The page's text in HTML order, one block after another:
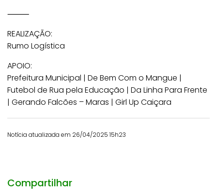
⸻
REALIZAÇÃO:
Rumo Logística
APOIO:
Prefeitura Municipal | De Bem Com o Mangue |
Futebol de Rua pela Educação | Da Linha Para Frente
| Gerando Falcões – Maras | Girl Up Caiçara
Notícia atualizada em 26/04/2025 15h23
Compartilhar